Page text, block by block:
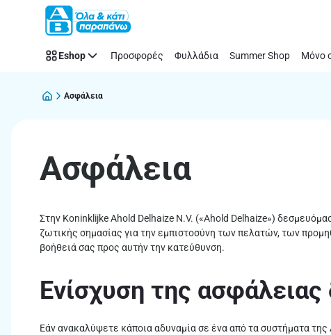
Παράλειψη
Ασφάλεια
Eshop Προσφορές Φυλλάδια Summer Shop Μόνο
Ασφάλεια
Ασφάλεια
Στην Koninklijke Ahold Delhaize N.V. («Ahold Delhaize»)
ζωτικής σημασίας για την εμπιστοσύνη των πελατών, των
βοήθειά σας προς αυτήν την κατεύθυνση.
Ενίσχυση της
Εάν ανακαλύψετε κάποια αδυναμία σε ένα από τα συστήματα